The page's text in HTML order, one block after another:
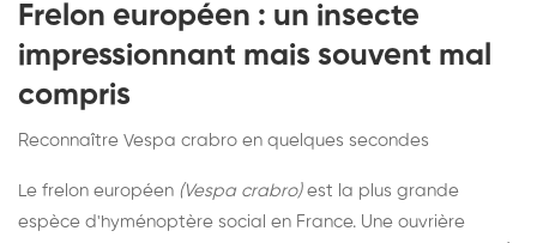
Frelon européen : un insecte
impressionnant mais souvent mal
compris
Reconnaître Vespa crabro en quelques secondes
Le frelon européen (Vespa crabro)est la plus grande
espèce d'hyménoptère social en France. Une ouvrière